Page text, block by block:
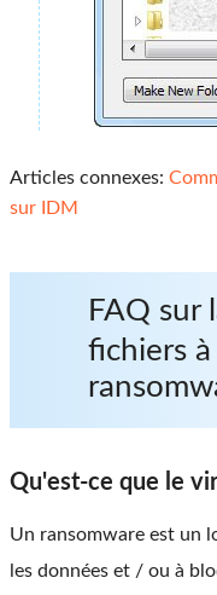
Articles connexes:
sur IDM
FAQ sur
fichiers
Qu'est-ce que le
Un ransomware est un
les données et / ou à